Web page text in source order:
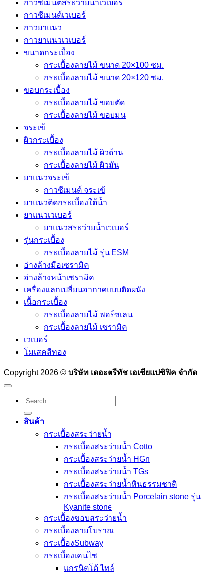
กาวซีเมนต์สระว่ายนํ้าเวเบอร์
กาวซีเมนต์เวเบอร์
กาวยาแนว
กาวยาแนวเวเบอร์
ขนาดกระเบื้อง
กระเบื้องลายไม้ ขนาด 20×100 ซม.
กระเบื้องลายไม้ ขนาด 20×120 ซม.
ขอบกระเบื้อง
กระเบื้องลายไม้ ขอบตัด
กระเบื้องลายไม้ ขอบมน
จระเข้
ผิวกระเบื้อง
กระเบื้องลายไม้ ผิวด้าน
กระเบื้องลายไม้ ผิวมัน
ยาแนวจระเข้
กาวซีเมนต์ จระเข้
ยาแนวติดกระเบื้องใต้น้ำ
ยาแนวเวเบอร์
ยาแนวสระว่ายน้ำเวเบอร์
รุ่นกระเบื้อง
กระเบื้องลายไม้ รุ่น ESM
อ่างล้างมือเซรามิค
อ่างล้างหน้าเซรามิค
เครื่องแลกเปลี่ยนอากาศแบบติดผนัง
เนื้อกระเบื้อง
กระเบื้องลายไม้ พอร์ซเลน
กระเบื้องลายไม้ เซรามิค
เวเบอร์
โมเสคสีทอง
Copyright 2026 © บริษัท เดอะตรีทัช เอเชียแปซิฟิค จำกัด
Search
for:
สินค้า
กระเบื้องสระว่ายนํ้า
กระเบื้องสระว่ายน้ำ Cotto
กระเบื้องสระว่ายน้ำ HGn
กระเบื้องสระว่ายน้ำ TGs
กระเบื้องสระว่ายน้ำหินธรรมชาติ
กระเบื้องสระว่ายนํ้า Porcelain stone รุ่น
Kyanite stone
กระเบื้องขอบสระว่ายน้ำ
กระเบื้องลายโบราณ
กระเบื้องSubway
กระเบื้องเคนไซ
แกรนิตโต้ ไทล์